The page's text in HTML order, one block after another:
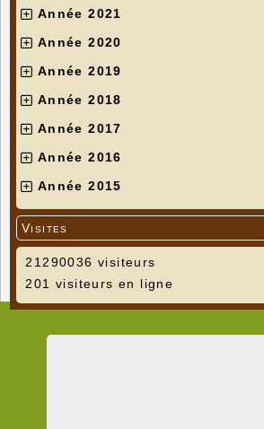
Année 2021
Année 2020
Année 2019
Année 2018
Année 2017
Année 2016
Année 2015
Visites
21290036 visiteurs
201 visiteurs en ligne